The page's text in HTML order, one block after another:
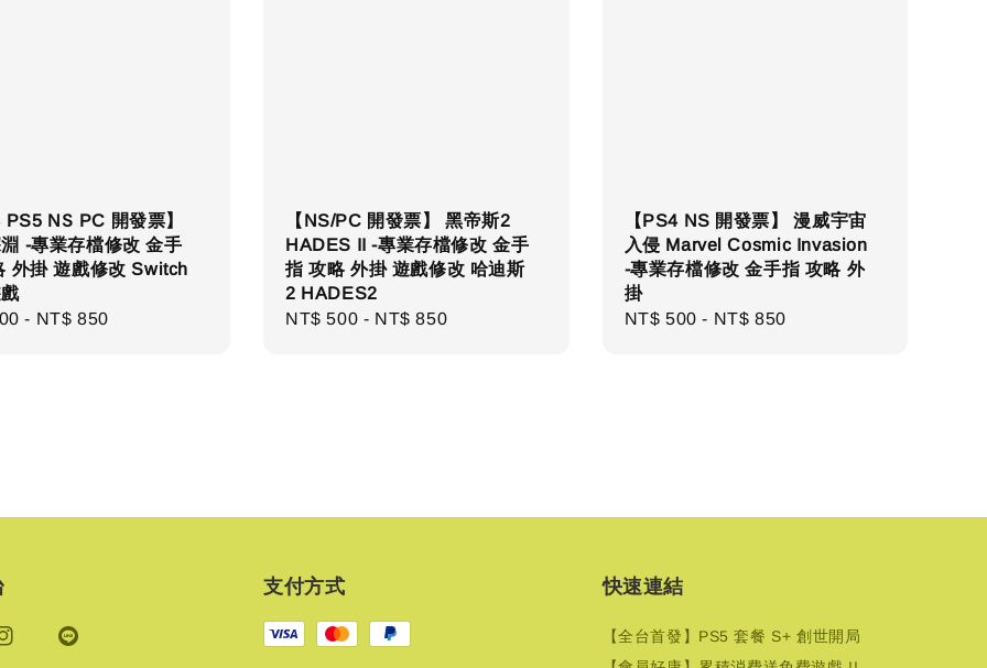
NS PC 開發票】
-專業存檔修改 金手
外掛 遊戲修改 Switch
- NT$ 850
【NS/PC 開發票】 黑帝斯2
HADES II -專業存檔修改 金手
指 攻略 外掛 遊戲修改 哈迪斯
2 HADES2
Regular
NT$ 500 - NT$ 850
【PS4 NS 開發票】 漫威宇宙
入侵 Marvel Cosmic Invasion
-專業存檔修改 金手指 攻略 外
掛
Regular
NT$ 500 - NT$ 850
支付方式 快速連結
【全台首發】PS5 套餐 S+ 創世開局